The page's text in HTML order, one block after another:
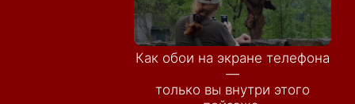
Как обои на экране телефона
—
только вы внутри этого